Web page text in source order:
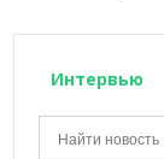
Интервью